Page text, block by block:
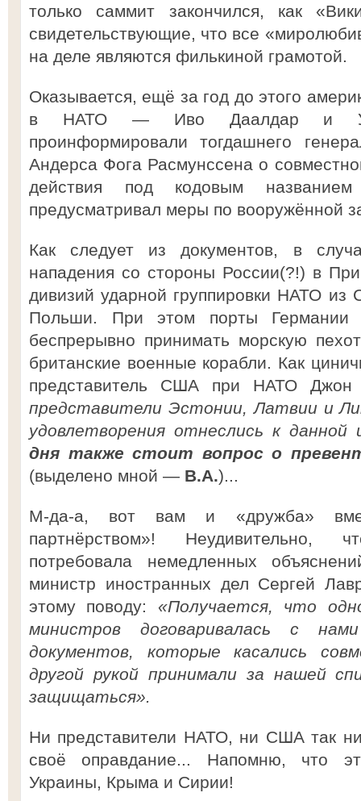
только саммит закончился, как
свидетельствующие, что все
на деле являются филькиной грамотой.
Оказывается, ещё за год до этого
в НАТО — Иво Даалдар и
проинформировали тогдашнего
Андерса Фога Расмунссена о
действия под кодовым
предусматривал меры по вооружённой
Как следует из документов, в
нападения со стороны России(?!) в
дивизий ударной группировки НАТО
Польши. При этом порты
беспрерывно принимать морскую
британские военные корабли. Как
представитель США при НАТО
представители Эстонии, Латвии и
удовлетворения отнеслись к
дня также стоит вопрос о
(выделено мной — В.А.)...
М-да-а, вот вам и «дружба»
партнёрством»! Неудивительно,
потребовала немедленных
министр иностранных дел Сергей
этому поводу:
«Получается, что
министров договаривалась с
документов, которые касались
другой рукой принимали за нашей
защищаться».
Ни представители НАТО, ни США так
своё оправдание... Напомню, что
Украины, Крыма и Сирии!